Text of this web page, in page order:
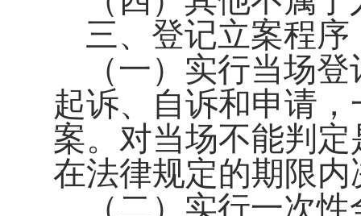
三、登记立案程序
（一）实行当场
起诉、自诉和申请
案。对当场不能判
在法律规定的期限
（二）实行一次